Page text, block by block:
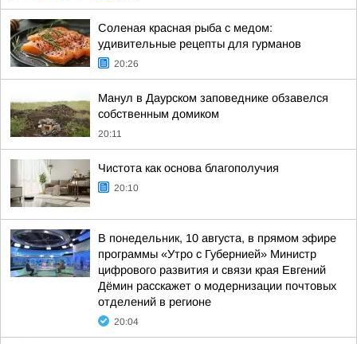
Соленая красная рыба с медом:
удивительные рецепты для гурманов
20:26
Манул в Даурском заповеднике обзавелся
собственным домиком
20:11
Чистота как основа благополучия
20:10
В понедельник, 10 августа, в прямом эфире
программы «Утро с Губернией» Министр
цифрового развития и связи края Евгений
Дёмин расскажет о модернизации почтовых
отделений в регионе
20:04